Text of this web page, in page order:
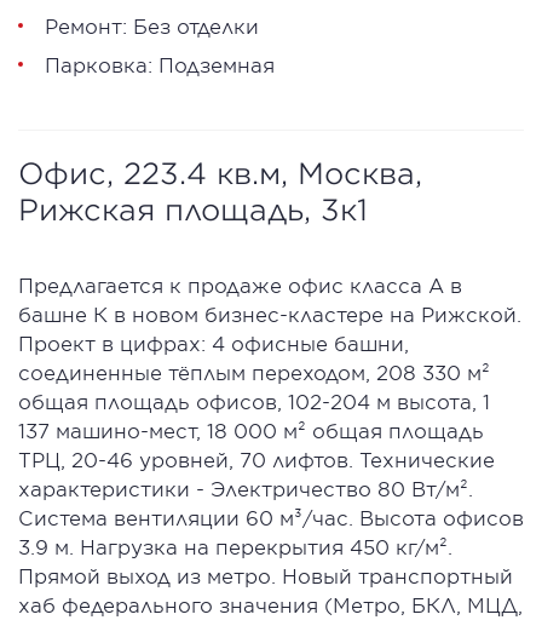
Ремонт: Без отделки
Парковка: Подземная
Офис, 223.4 кв.м, Москва,
Рижская площадь, 3к1
Предлагается к продаже офис класса А в
башне К в новом бизнес-кластере на Рижской.
Проект в цифрах: 4 офисные башни,
соединенные тёплым переходом, 208 330 м²
общая площадь офисов, 102-204 м высота, 1
137 машино-мест, 18 000 м² общая площадь
ТРЦ, 20-46 уровней, 70 лифтов. Технические
характеристики - Электричество 80 Вт/м².
Система вентиляции 60 м³/час. Высота офисов
3.9 м. Нагрузка на перекрытия 450 кг/м².
Прямой выход из метро. Новый транспортный
хаб федерального значения (Метро, БКЛ, МЦД,